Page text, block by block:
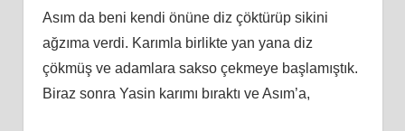
Asım da beni kendi önüne diz çöktürüp sikini
ağzıma verdi. Karımla birlikte yan yana diz
çökmüş ve adamlara sakso çekmeye başlamıştık.
Biraz sonra Yasin karımı bıraktı ve Asım’a,